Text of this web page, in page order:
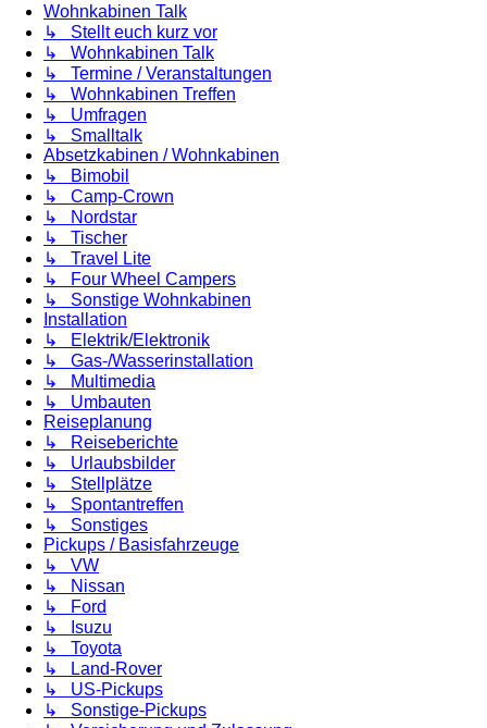
Wohnkabinen Talk
↳ Stellt euch kurz vor
↳ Wohnkabinen Talk
↳ Termine / Veranstaltungen
↳ Wohnkabinen Treffen
↳ Umfragen
↳ Smalltalk
Absetzkabinen / Wohnkabinen
↳ Bimobil
↳ Camp-Crown
↳ Nordstar
↳ Tischer
↳ Travel Lite
↳ Four Wheel Campers
↳ Sonstige Wohnkabinen
Installation
↳ Elektrik/Elektronik
↳ Gas-/Wasserinstallation
↳ Multimedia
↳ Umbauten
Reiseplanung
↳ Reiseberichte
↳ Urlaubsbilder
↳ Stellplätze
↳ Spontantreffen
↳ Sonstiges
Pickups / Basisfahrzeuge
↳ VW
↳ Nissan
↳ Ford
↳ Isuzu
↳ Toyota
↳ Land-Rover
↳ US-Pickups
↳ Sonstige-Pickups